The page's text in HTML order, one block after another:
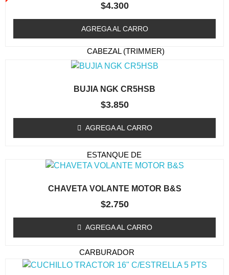
DESMALEZADORA)
DESMALEZADORA)
CABEZAL (TRIMMER)
CAJA DE ENGRANAJE
FILTRO DE COMBUSTIBLE
DESMALEZADORA)
TAPA DE ARRANQUE
(ORILLADORA/DESMALEZADORA)
ESTANQUE DE
COMBUSTIBLE
EMBRAGUE / TAMBOR
(ORILLADORA/DESMALEZADORA)
CARBURADOR
BOBINAS (ORILLADORA /
$4.300
AGREGA AL CARRO
BUJIA NGK CR5HSB
$3.850
AGREGA AL CARRO
CHAVETA VOLANTE MOTOR B&S
$2.750
AGREGA AL CARRO